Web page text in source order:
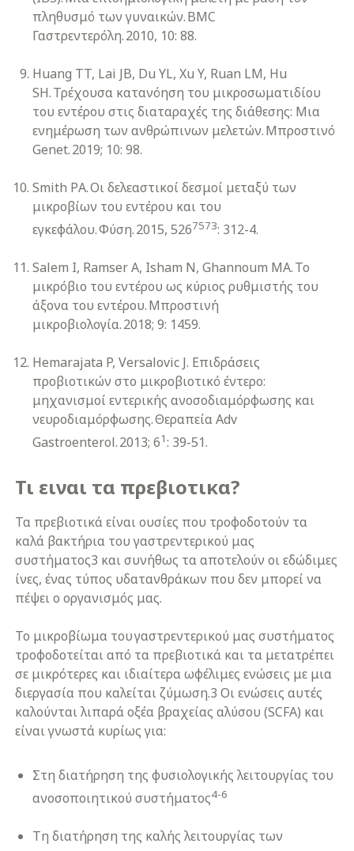
πληθυσμό των γυναικών. BMC
Γαστρεντερόλη. 2010, 10: 88.
Huang TT, Lai JB, Du YL, Xu Y, Ruan LM, Hu
SH. Τρέχουσα κατανόηση του μικροσωματιδίου
του εντέρου στις διαταραχές της διάθεσης: Μια
ενημέρωση των ανθρώπινων μελετών. Μπροστινό
Genet. 2019; 10: 98.
Smith ΡΑ. Οι δελεαστικοί δεσμοί μεταξύ των
μικροβίων του εντέρου και του
εγκεφάλου. Φύση. 2015, 5267573: 312-4.
Salem I, Ramser A, Isham N, Ghannoum MA. Το
μικρόβιο του εντέρου ως κύριος ρυθμιστής του
άξονα του εντέρου. Μπροστινή
μικροβιολογία. 2018; 9: 1459.
Hemarajata P, Versalovic J. Επιδράσεις
προβιοτικών στο μικροβιοτικό έντερο:
μηχανισμοί εντερικής ανοσοδιαμόρφωσης και
νευροδιαμόρφωσης. Θεραπεία Adv
Gastroenterol. 2013; 61: 39-51.
Τι ειναι τα πρεβιοτικα?
Τα πρεβιοτικά είναι ουσίες που τροφοδοτούν τα
καλά βακτήρια του γαστρεντερικού μας
συστήματος3 και συνήθως τα αποτελούν οι εδώδιμες
ίνες, ένας τύπος υδατανθράκων που δεν μπορεί να
πέψει ο οργανισμός μας.
Το μικροβίωμα του γαστρεντερικού μας συστήματος
τροφοδοτείται από τα πρεβιοτικά και τα μετατρέπει
σε μικρότερες και ιδιαίτερα ωφέλιμες ενώσεις με μια
διεργασία που καλείται ζύμωση.3 Οι ενώσεις αυτές
καλούνται λιπαρά οξέα βραχείας αλύσου (SCFA) και
είναι γνωστά κυρίως για:
Στη διατήρηση της φυσιολογικής λειτουργίας του
ανοσοποιητικού συστήματος4-6
Τη διατήρηση της καλής λειτουργίας των